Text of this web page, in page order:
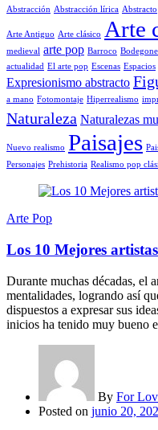
Abstracción Abstracción lírica Abstracto
Arte Antiguo Arte clásico Arte
medieval arte pop Barroco
actualidad El arte pop Escenas Espacios
Expresionismo abstracto
a mano Fotomontaje Hiperrealismo
Naturaleza Naturalezas
Nuevo realismo Paisajes
Personajes Prehistoria Realismo pop
Arte Pop
Los 10 Mejores
Durante muchas décadas, el
mentalidades, logrando así
dispuestos a expresar sus
inicios ha tenido muy bueno
By For
Posted on junio 20,